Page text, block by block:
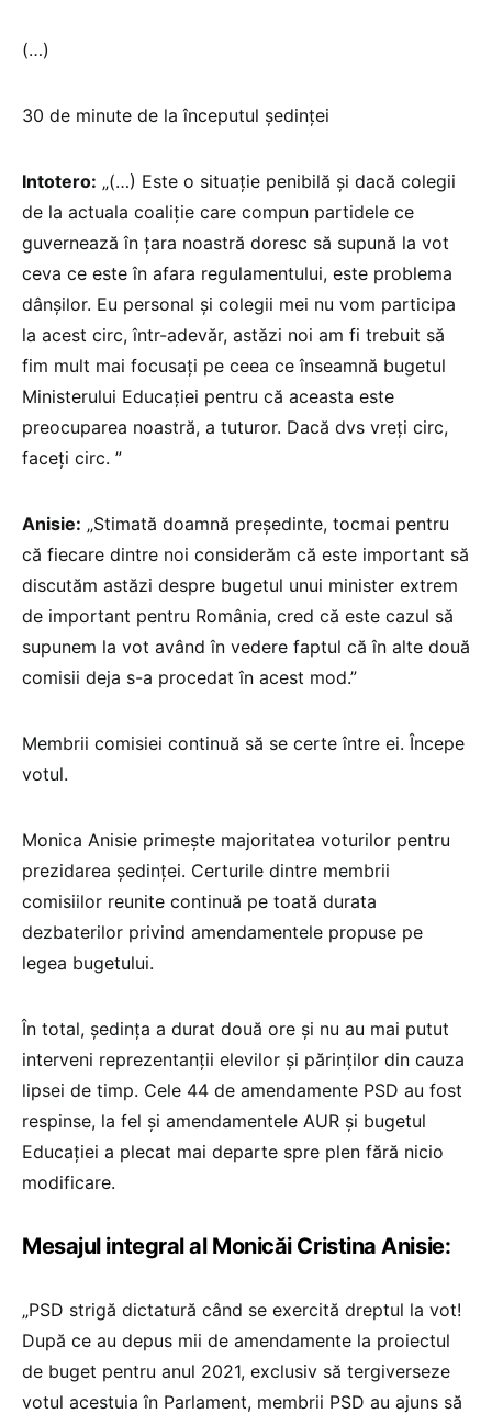
(…)
30 de minute de la începutul ședinței
Intotero: „(…) Este o situație penibilă și dacă colegii
de la actuala coaliție care compun partidele ce
guvernează în țara noastră doresc să supună la vot
ceva ce este în afara regulamentului, este problema
dânșilor. Eu personal și colegii mei nu vom participa
la acest circ, într-adevăr, astăzi noi am fi trebuit să
fim mult mai focusați pe ceea ce înseamnă bugetul
Ministerului Educației pentru că aceasta este
preocuparea noastră, a tuturor. Dacă dvs vreți circ,
faceți circ. ”
Anisie: „Stimată doamnă președinte, tocmai pentru
că fiecare dintre noi considerăm că este important să
discutăm astăzi despre bugetul unui minister extrem
de important pentru România, cred că este cazul să
supunem la vot având în vedere faptul că în alte două
comisii deja s-a procedat în acest mod.”
Membrii comisiei continuă să se certe între ei. Începe
votul.
Monica Anisie primește majoritatea voturilor pentru
prezidarea ședinței. Certurile dintre membrii
comisiilor reunite continuă pe toată durata
dezbaterilor privind amendamentele propuse pe
legea bugetului.
În total, ședința a durat două ore și nu au mai putut
interveni reprezentanții elevilor și părinților din cauza
lipsei de timp. Cele 44 de amendamente PSD au fost
respinse, la fel și amendamentele AUR și bugetul
Educației a plecat mai departe spre plen fără nicio
modificare.
Mesajul integral al Monicăi Cristina Anisie:
„PSD strigă dictatură când se exercită dreptul la vot!
După ce au depus mii de amendamente la proiectul
de buget pentru anul 2021, exclusiv să tergiverseze
votul acestuia în Parlament, membrii PSD au ajuns să